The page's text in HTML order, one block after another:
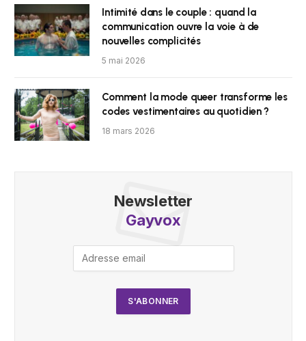
Intimité dans le couple : quand la
communication ouvre la voie à de
nouvelles complicités
5 mai 2026
Comment la mode queer transforme les
codes vestimentaires au quotidien ?
18 mars 2026
Newsletter
Gayvox